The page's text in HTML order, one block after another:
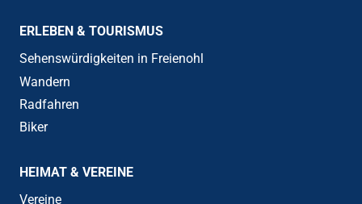
ERLEBEN & TOURISMUS
Sehenswürdigkeiten in Freienohl
Wandern
Radfahren
Biker
HEIMAT & VEREINE
Vereine